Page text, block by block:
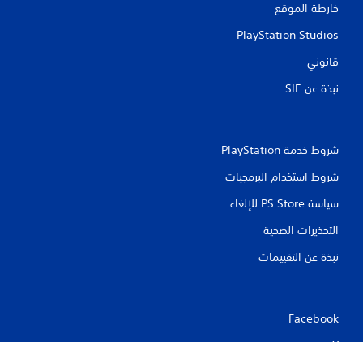
خارطة الموقع
PlayStation Studios
قانوني
نبذة عن SIE‏
شروط خدمة PlayStation‏
شروط استخدام البرمجيات
سياسة PS Store للإلغاء
التحذيرات الصحية
نبذة عن التقييمات
Facebook